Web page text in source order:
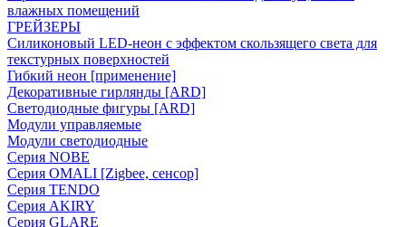
влажных помещений
ГРЕЙЗЕРЫ
Силиконовый LED-неон с эффектом скользящего света для
текстурных поверхностей
Гибкий неон [применение]
Декоративные гирлянды [ARD]
Светодиодные фигуры [ARD]
Модули управляемые
Модули светодиодные
Серия NOBE
Серия OMALI [Zigbee, сенсор]
Серия TENDO
Серия AKIRY
Серия GLARE